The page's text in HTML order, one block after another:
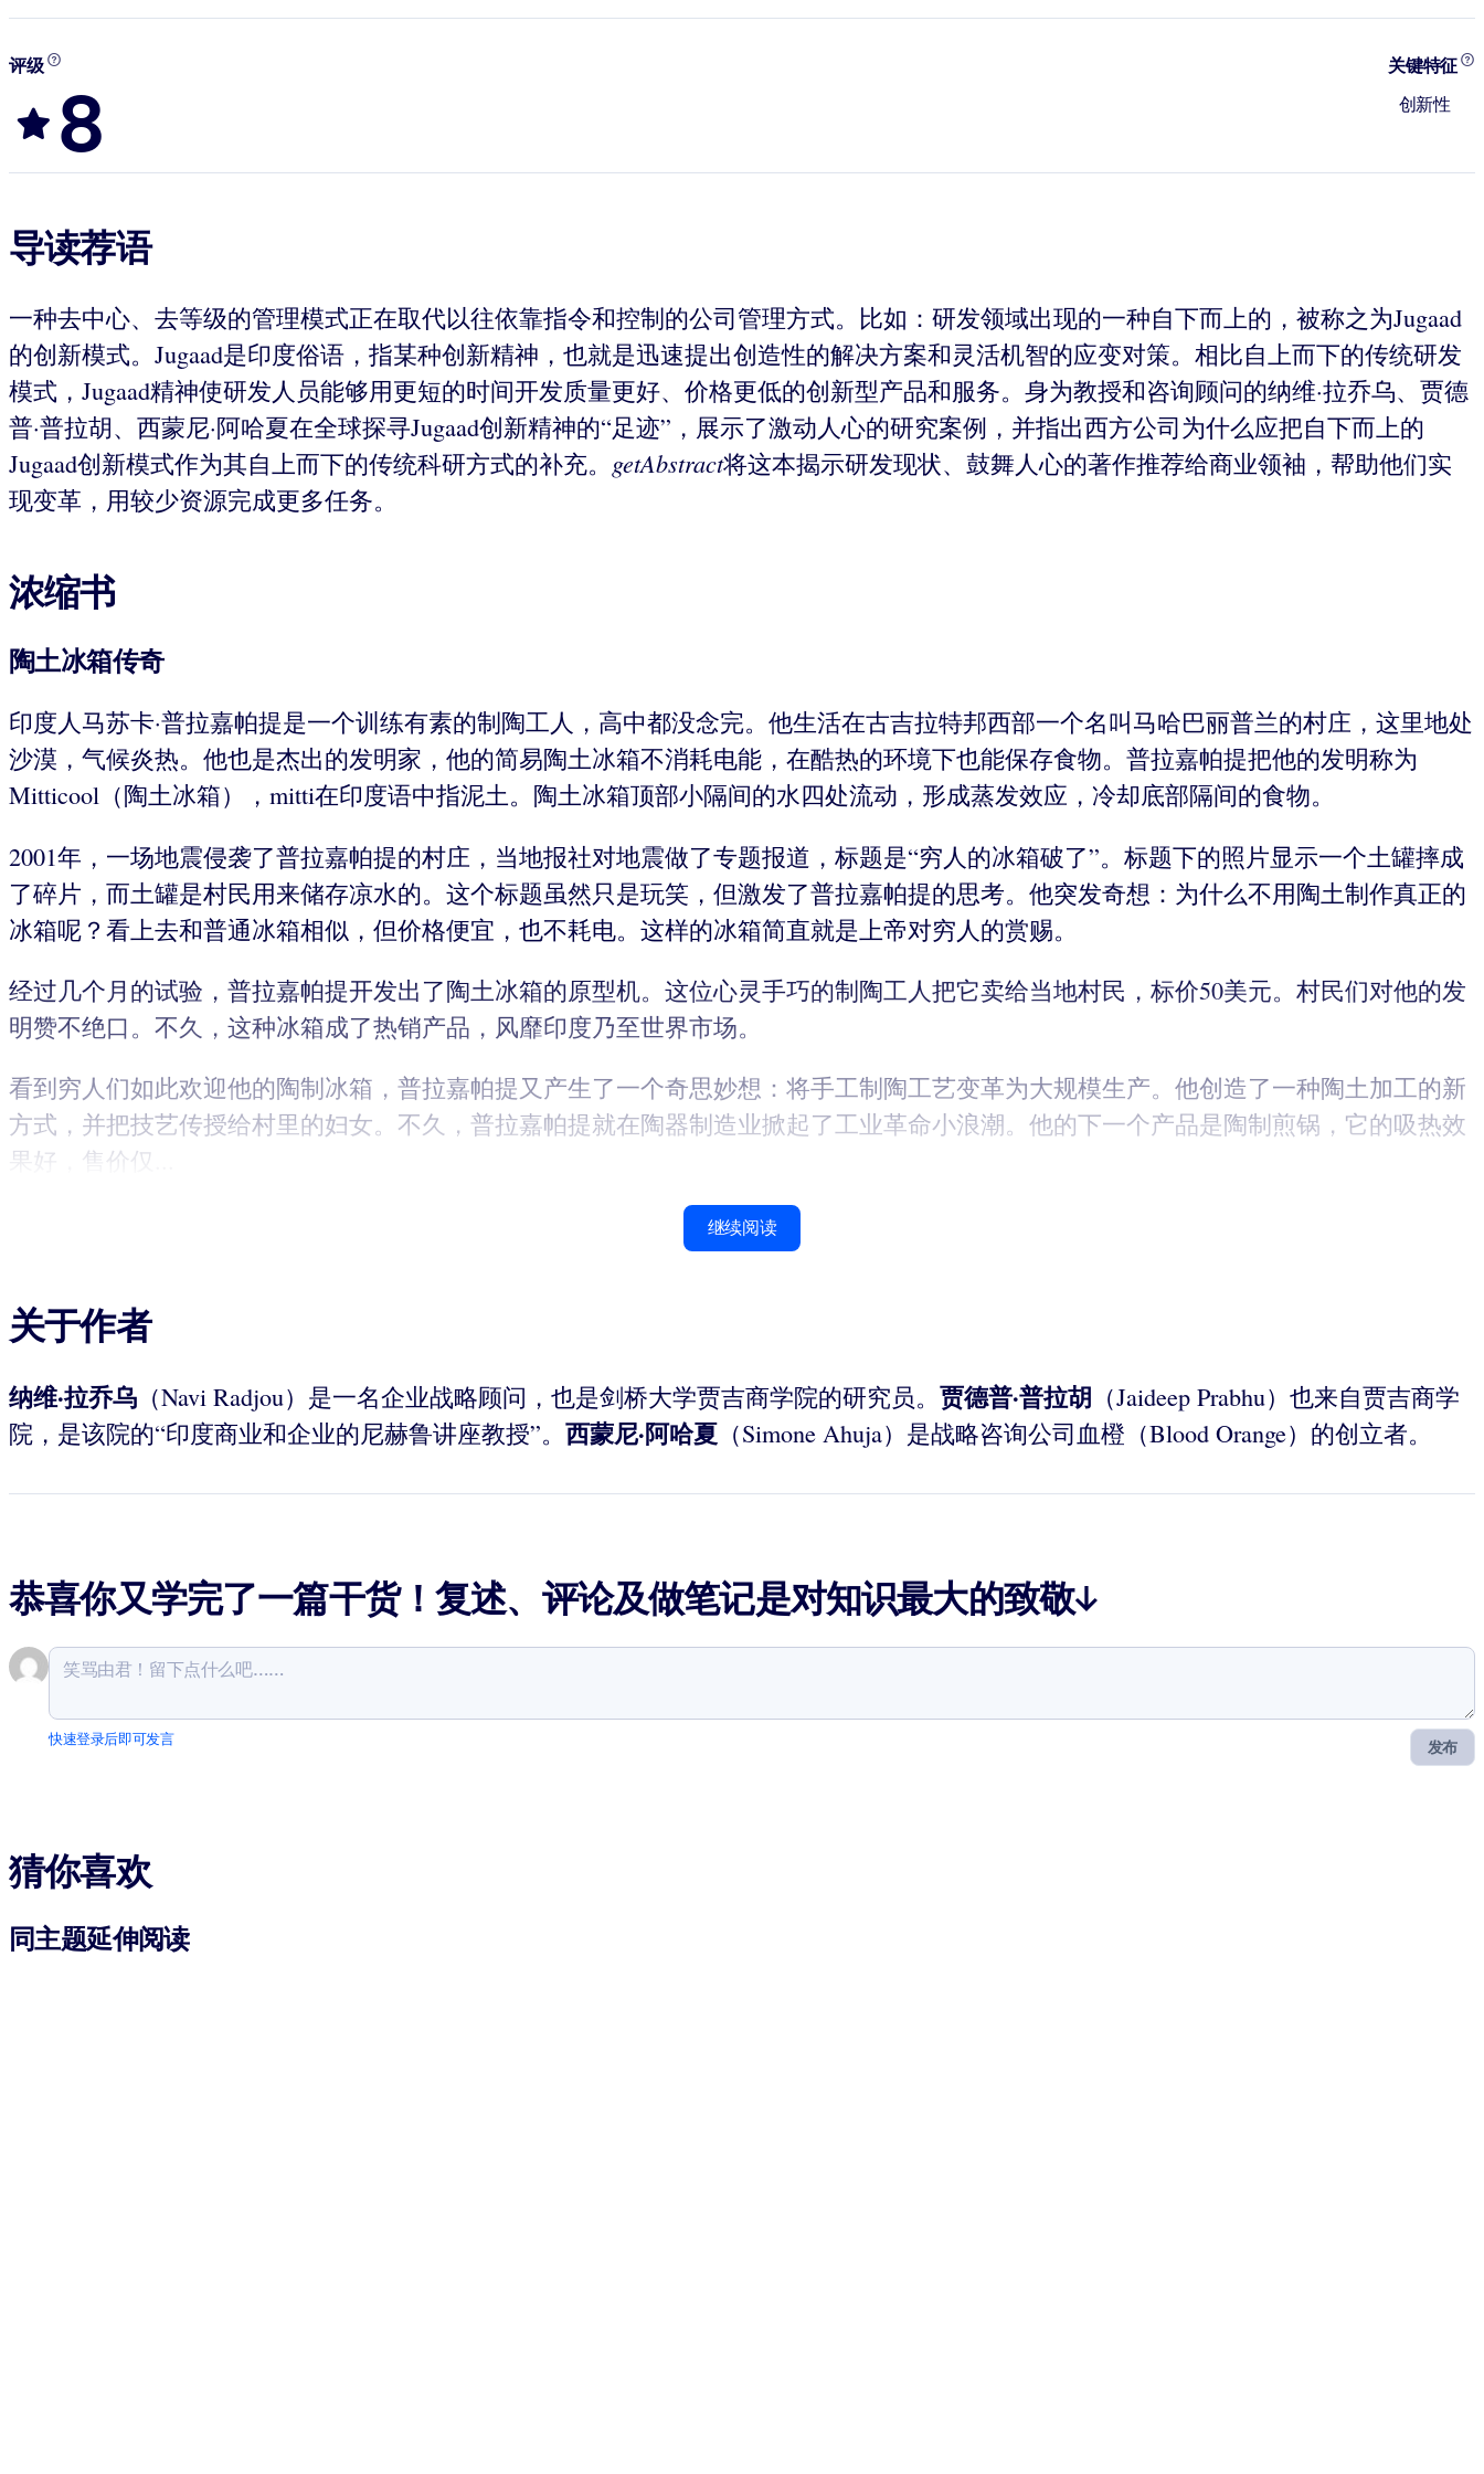
评级
8
关键特征
创新性
导读荐语
一种去中心、去等级的管理模式正在取代以往依靠指令和控制的公司管理方式。比如：研发领域出现的一种自下而上的，被称之为Jugaad
的创新模式。Jugaad是印度俗语，指某种创新精神，也就是迅速提出创造性的解决方案和灵活机智的应变对策。相比自上而下的传统研发
模式，Jugaad精神使研发人员能够用更短的时间开发质量更好、价格更低的创新型产品和服务。身为教授和咨询顾问的纳维·拉乔乌、贾德
普·普拉胡、西蒙尼·阿哈夏在全球探寻Jugaad创新精神的“足迹”，展示了激动人心的研究案例，并指出西方公司为什么应把自下而上的
Jugaad创新模式作为其自上而下的传统科研方式的补充。 getAbstract将这本揭示研发现状、鼓舞人心的著作推荐给商业领袖，帮助他们实
现变革，用较少资源完成更多任务。
浓缩书
陶土冰箱传奇
印度人马苏卡·普拉嘉帕提是一个训练有素的制陶工人，高中都没念完。他生活在古吉拉特邦西部一个名叫马哈巴丽普兰的村庄，这里地处
沙漠，气候炎热。他也是杰出的发明家，他的简易陶土冰箱不消耗电能，在酷热的环境下也能保存食物。普拉嘉帕提把他的发明称为
Mitticool（陶土冰箱），mitti在印度语中指泥土。陶土冰箱顶部小隔间的水四处流动，形成蒸发效应，冷却底部隔间的食物。
2001年，一场地震侵袭了普拉嘉帕提的村庄，当地报社对地震做了专题报道，标题是“穷人的冰箱破了”。标题下的照片显示一个土罐摔成
了碎片，而土罐是村民用来储存凉水的。这个标题虽然只是玩笑，但激发了普拉嘉帕提的思考。他突发奇想：为什么不用陶土制作真正的
冰箱呢？看上去和普通冰箱相似，但价格便宜，也不耗电。这样的冰箱简直就是上帝对穷人的赏赐。
经过几个月的试验，普拉嘉帕提开发出了陶土冰箱的原型机。这位心灵手巧的制陶工人把它卖给当地村民，标价50美元。村民们对他的发
明赞不绝口。不久，这种冰箱成了热销产品，风靡印度乃至世界市场。
看到穷人们如此欢迎他的陶制冰箱，普拉嘉帕提又产生了一个奇思妙想：将手工制陶工艺变革为大规模生产。他创造了一种陶土加工的新
方式，并把技艺传授给村里的妇女。不久，普拉嘉帕提就在陶器制造业掀起了工业革命小浪潮。他的下一个产品是陶制煎锅，它的吸热效
果好，售价仅...
继续阅读
关于作者
纳维·拉乔乌 （Navi Radjou）是一名企业战略顾问，也是剑桥大学贾吉商学院的研究员。 贾德普·普拉胡 （Jaideep Prabhu）也来自贾吉商学
院，是该院的“印度商业和企业的尼赫鲁讲座教授”。 西蒙尼·阿哈夏 （Simone Ahuja）是战略咨询公司血橙（Blood Orange）的创立者。
恭喜你又学完了一篇干货！复述、评论及做笔记是对知识最大的致敬↓
发布
快速登录后即可发言
猜你喜欢
同主题延伸阅读